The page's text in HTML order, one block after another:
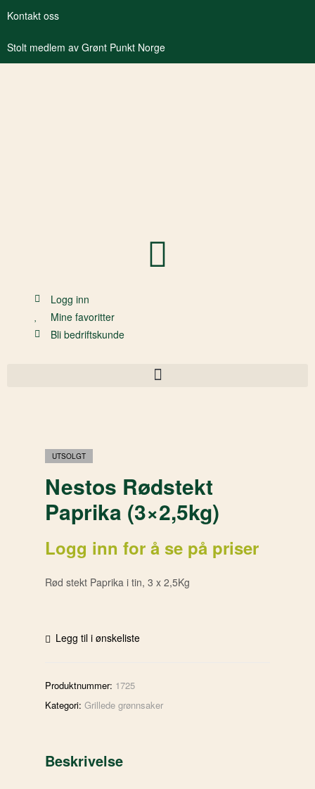
Kontakt oss
Stolt medlem av Grønt Punkt Norge
Logg inn
Mine favoritter
Bli bedriftskunde
UTSOLGT
Nestos Rødstekt
Paprika (3×2,5kg)
Logg inn for å se på priser
Rød stekt Paprika i tin, 3 x 2,5Kg
Legg til i ønskeliste
Produktnummer: 1725
Kategori: Grillede grønnsaker
Beskrivelse